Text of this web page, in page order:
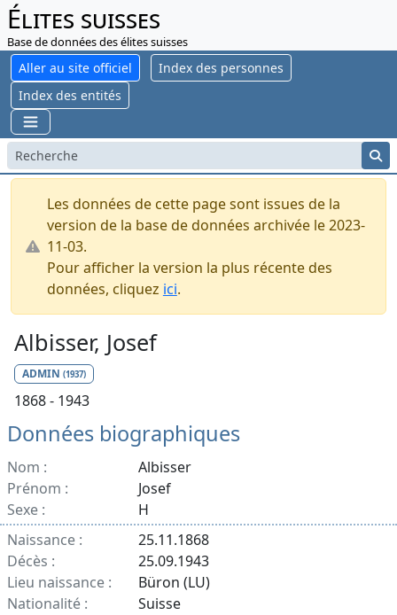
Élites suisses
Base de données des élites suisses
Aller au site officiel
Index des personnes
Index des entités
Les données de cette page sont issues de la
version de la base de données archivée le 2023-
11-03.
Pour afficher la version la plus récente des
données, cliquez ici.
Albisser, Josef
ADMIN (1937)
1868 - 1943
Données biographiques
Nom :
Albisser
Prénom :
Josef
Sexe :
H
Naissance :
25.11.1868
Décès :
25.09.1943
Lieu naissance :
Büron (LU)
Nationalité :
Suisse